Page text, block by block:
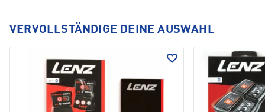
VERVOLLSTÄNDIGE DEINE AUSWAHL